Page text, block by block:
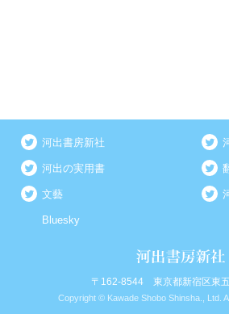
河出書房新社
河出の実用書
文藝
Bluesky
〒162-8544 東京都新宿区東
Copyright © Kawade Shobo Shinsha., Ltd.